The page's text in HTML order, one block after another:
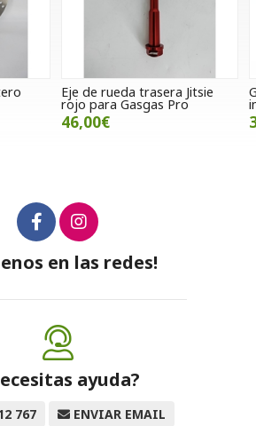
Jitsie Guardabarros trasero
interior SWM RS 300 / 500 R
30,25€
en las redes!
ayuda?
767
ENVIAR EMAIL